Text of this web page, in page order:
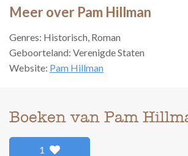
Meer over Pam Hillman
Genres: Historisch, Roman
Geboorteland: Verenigde Staten
Website: Pam Hillman
Boeken van Pam
1